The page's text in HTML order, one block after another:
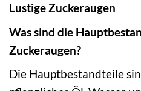
Lustige Zuckeraugen
Was sind die
Zuckeraugen?
Die Hauptbestandteile